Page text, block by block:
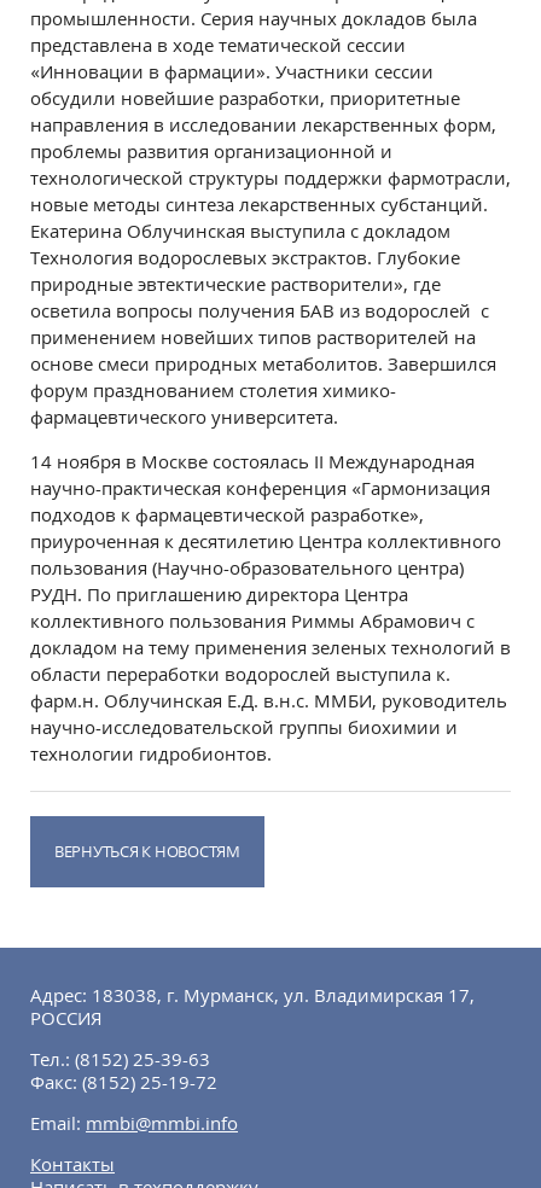
промышленности. Серия научных докладов была
представлена в ходе тематической сессии
«Инновации в фармации». Участники сессии
обсудили новейшие разработки, приоритетные
направления в исследовании лекарственных форм,
проблемы развития организационной и
технологической структуры поддержки фармотрасли,
новые методы синтеза лекарственных субстанций.
Екатерина Облучинская выступила с докладом
Технология водорослевых экстрактов. Глубокие
природные эвтектические растворители», где
осветила вопросы получения БАВ из водорослей с
применением новейших типов растворителей на
основе смеси природных метаболитов. Завершился
форум празднованием столетия химико-
фармацевтического университета.
14 ноября в Москве состоялась II Международная
научно-практическая конференция «Гармонизация
подходов к фармацевтической разработке»,
приуроченная к десятилетию Центра коллективного
пользования (Научно-образовательного центра)
РУДН. По приглашению директора Центра
коллективного пользования Риммы Абрамович с
докладом на тему применения зеленых технологий в
области переработки водорослей выступила к.
фарм.н. Облучинская Е.Д. в.н.с. ММБИ, руководитель
научно-исследовательской группы биохимии и
технологии гидробионтов.
ВЕРНУТЬСЯ К НОВОСТЯМ
Адрес: 183038, г. Мурманск, ул. Владимирская 17,
РОССИЯ
Тел.: (8152) 25-39-63
Факс: (8152) 25-19-72
Email: mmbi@mmbi.info
Контакты